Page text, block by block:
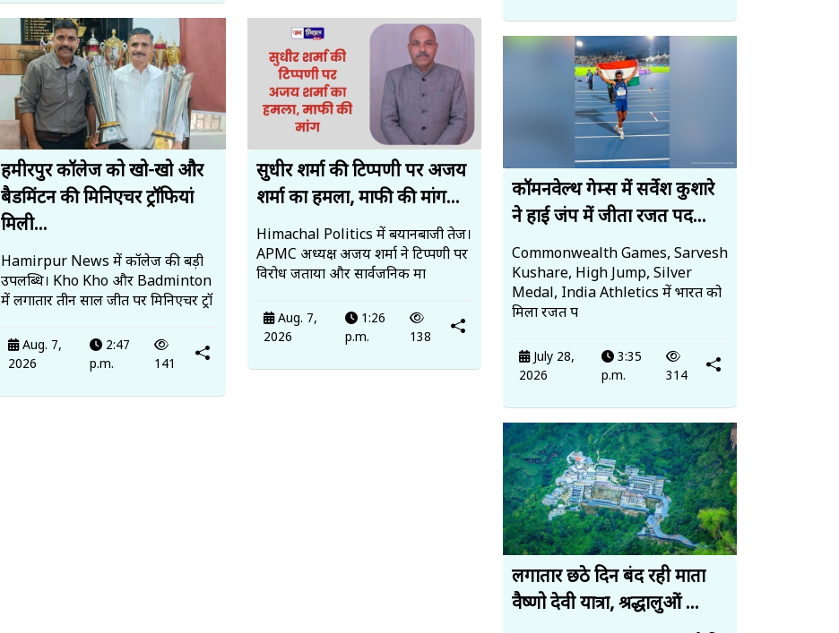
हमीरपुर कॉलेज को खो-खो और
बैडमिंटन की मिनिएचर ट्रॉफियां
मिली...
Hamirpur News में कॉलेज की बड़ी
उपलब्धि। Kho Kho और Badminton
में लगातार तीन साल जीत पर मिनिएचर ट्रॉ
Aug. 7,
2026
2:47
p.m.
141
सुधीर शर्मा की टिप्पणी पर अजय
शर्मा का हमला, माफी की मांग...
Himachal Politics में बयानबाजी तेज।
APMC अध्यक्ष अजय शर्मा ने टिप्पणी पर
विरोध जताया और सार्वजनिक मा
Aug. 7,
2026
1:26
p.m.
138
कॉमनवेल्थ गेम्स में सर्वेश कुशारे
ने हाई जंप में जीता रजत पद...
Commonwealth Games, Sarvesh
Kushare, High Jump, Silver
Medal, India Athletics में भारत को
मिला रजत प
July 28,
2026
3:35
p.m.
314
लगातार छठे दिन बंद रही माता
वैष्णो देवी यात्रा, श्रद्धालुओं ...